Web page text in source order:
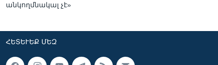
անկողմնակալ չէ»
ՀԵՏԵՒԵՔ ՄԵԶ